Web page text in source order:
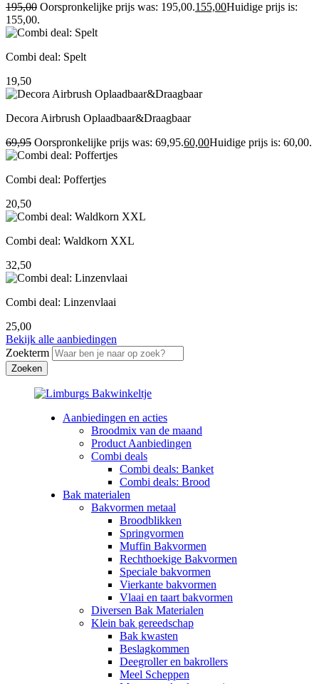
195,00 Oorspronkelijke prijs was: 195,00.155,00Huidige prijs is:
155,00.
Combi deal: Spelt
19,50
Decora Airbrush Oplaadbaar&Draagbaar
69,95 Oorspronkelijke prijs was: 69,95.60,00Huidige prijs is: 60,00.
Combi deal: Poffertjes
20,50
Combi deal: Waldkorn XXL
32,50
Combi deal: Linzenvlaai
25,00
Bekijk alle aanbiedingen
Zoekterm
Aanbiedingen en acties
Broodmix van de maand
Product Aanbiedingen
Combi deals
Combi deals: Banket
Combi deals: Brood
Bak materialen
Bakvormen metaal
Broodblikken
Springvormen
Muffin Bakvormen
Rechthoekige Bakvormen
Speciale bakvormen
Vierkante bakvormen
Vlaai en taart bakvormen
Diversen Bak Materialen
Klein bak gereedschap
Bak kwasten
Beslagkommen
Deegroller en bakrollers
Meel Scheppen